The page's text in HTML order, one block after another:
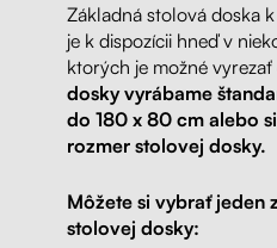
Základná stolová doska
je k dispozícii hneď v
ktorých je možné
dosky vyrábame
do 180 x 80 cm alebo
rozmer stolovej dosky.
Môžete si vybrať jeden
stolovej dosky: